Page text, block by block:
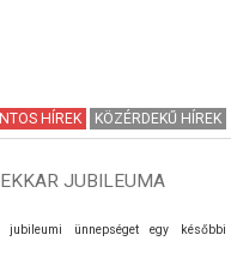
HÍREK KÖZÉRDEKŰ HÍREK
JUBILEUMA
ünnepséget egy későbbi